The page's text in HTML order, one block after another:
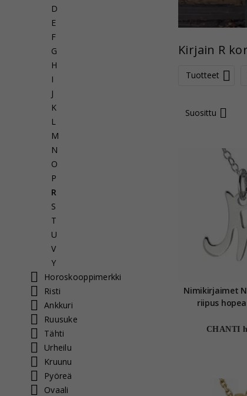
D
E
F
G
H
I
J
K
L
M
N
O
P
R
S
T
U
V
Y
Horoskooppimerkki
Risti
Ankkuri
Ruusuke
Tähti
Urheilu
Kruunu
Pyöreä
Ovaali
Kirjain R
Tuotteet
Suosittu
Nimikirjaimet
riipus
CHANTI